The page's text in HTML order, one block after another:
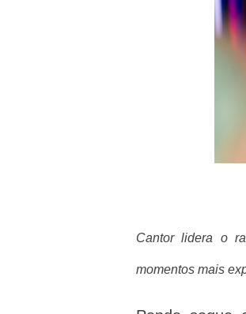
Cantor lidera o
momentos mais